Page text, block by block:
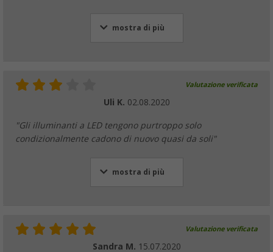
mostra di più
Valutazione verificata
Uli K. 02.08.2020
"Gli illuminanti a LED tengono purtroppo solo
condizionalmente cadono di nuovo quasi da soli"
mostra di più
Valutazione verificata
Sandra M. 15.07.2020